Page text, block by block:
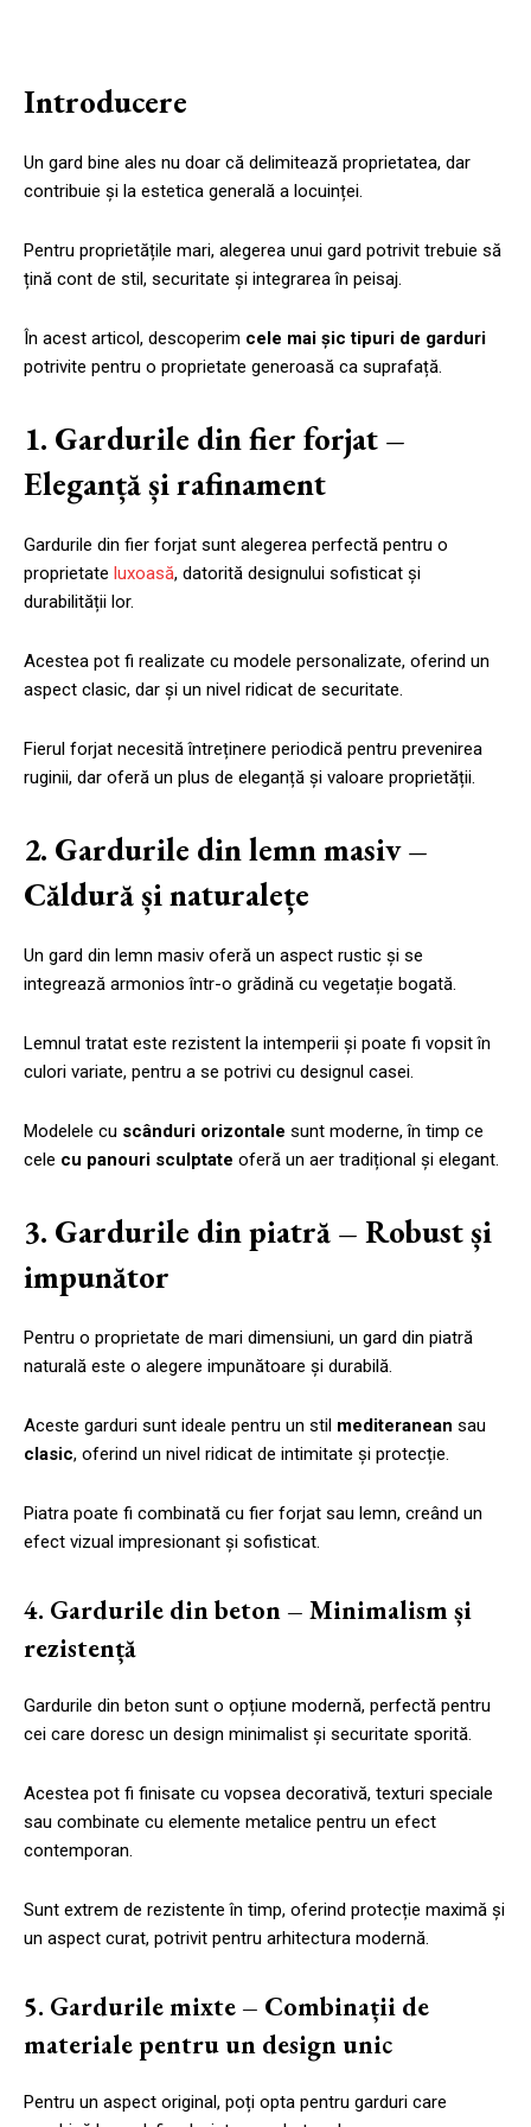
Introducere
Un gard bine ales nu doar că delimitează proprietatea, dar
contribuie și la estetica generală a locuinței.
Pentru proprietățile mari, alegerea unui gard potrivit trebuie să
țină cont de stil, securitate și integrarea în peisaj.
În acest articol, descoperim cele mai șic tipuri de garduri
potrivite pentru o proprietate generoasă ca suprafață.
1. Gardurile din fier forjat –
Eleganță și rafinament
Gardurile din fier forjat sunt alegerea perfectă pentru o
proprietate luxoasă, datorită designului sofisticat și
durabilității lor.
Acestea pot fi realizate cu modele personalizate, oferind un
aspect clasic, dar și un nivel ridicat de securitate.
Fierul forjat necesită întreținere periodică pentru prevenirea
ruginii, dar oferă un plus de eleganță și valoare proprietății.
2. Gardurile din lemn masiv –
Căldură și naturalețe
Un gard din lemn masiv oferă un aspect rustic și se
integrează armonios într-o grădină cu vegetație bogată.
Lemnul tratat este rezistent la intemperii și poate fi vopsit în
culori variate, pentru a se potrivi cu designul casei.
Modelele cu scânduri orizontale sunt moderne, în timp ce
cele cu panouri sculptate oferă un aer tradițional și elegant.
3. Gardurile din piatră – Robust și
impunător
Pentru o proprietate de mari dimensiuni, un gard din piatră
naturală este o alegere impunătoare și durabilă.
Aceste garduri sunt ideale pentru un stil mediteranean sau
clasic, oferind un nivel ridicat de intimitate și protecție.
Piatra poate fi combinată cu fier forjat sau lemn, creând un
efect vizual impresionant și sofisticat.
4. Gardurile din beton – Minimalism și
rezistență
Gardurile din beton sunt o opțiune modernă, perfectă pentru
cei care doresc un design minimalist și securitate sporită.
Acestea pot fi finisate cu vopsea decorativă, texturi speciale
sau combinate cu elemente metalice pentru un efect
contemporan.
Sunt extrem de rezistente în timp, oferind protecție maximă și
un aspect curat, potrivit pentru arhitectura modernă.
5. Gardurile mixte – Combinații de
materiale pentru un design unic
Pentru un aspect original, poți opta pentru garduri care